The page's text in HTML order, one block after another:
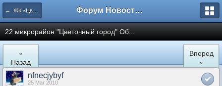
← ЖК «Цветочный город» Микрорайон 22 Форум Новостройки
22 микрорайон "Цветочный город" Об...
«
Назад
Вперед
»
nfnecjybyf
25 Mar 2010